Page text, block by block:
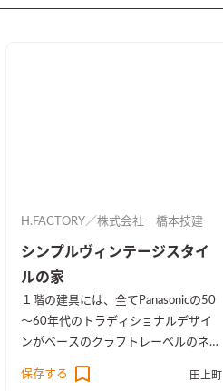
H.FACTORY／株式会社 橋本技建
シンプルヴィンテージスタイ
ルの家
１階の建具には、全てPanasonicの50
～60年代のトラディショナルデザイ
ンがベースのクラフトレーベルのネイ
ビーオーク柄でコーディネートしてい
ます。 サッシやスイッチ、ダウンライ
保存する 田上町